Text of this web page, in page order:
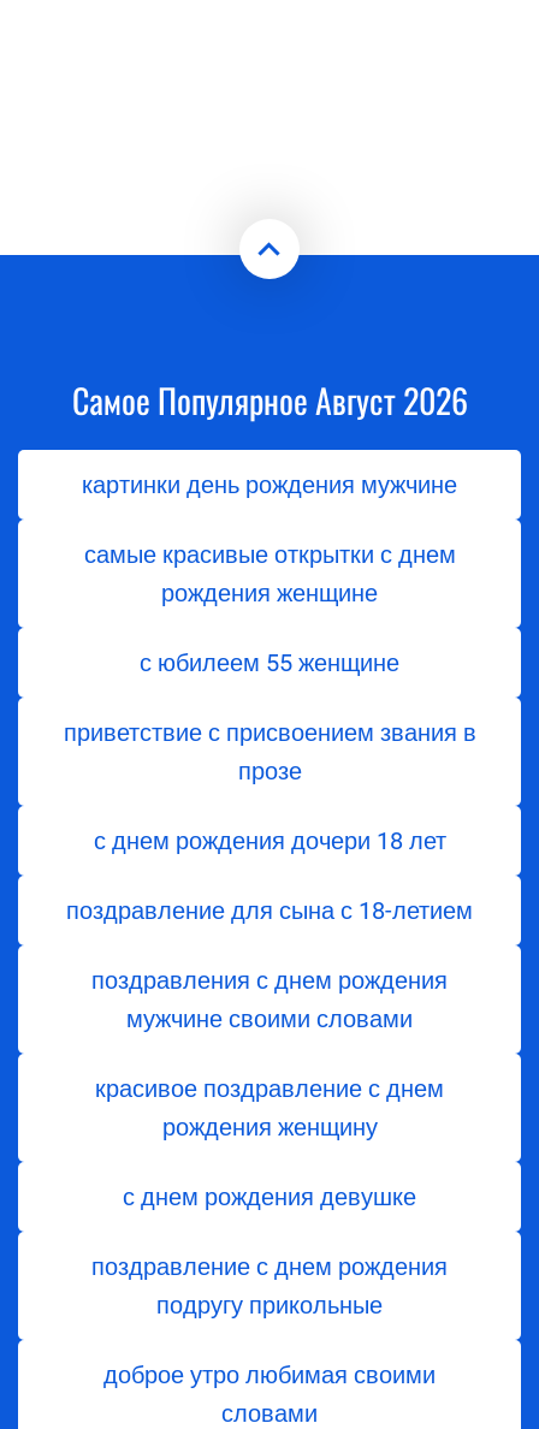
Самое Популярное Август 2026
картинки день рождения мужчине
самые красивые открытки с днем
рождения женщине
с юбилеем 55 женщине
приветствие с присвоением звания в
прозе
с днем ​​рождения дочери 18 лет
поздравление для сына с 18-летием
поздравления с днем рождения
мужчине своими словами
красивое поздравление с днем
рождения женщину
с днем рождения девушке
поздравление с днем рождения
подругу прикольные
доброе утро любимая своими
словами